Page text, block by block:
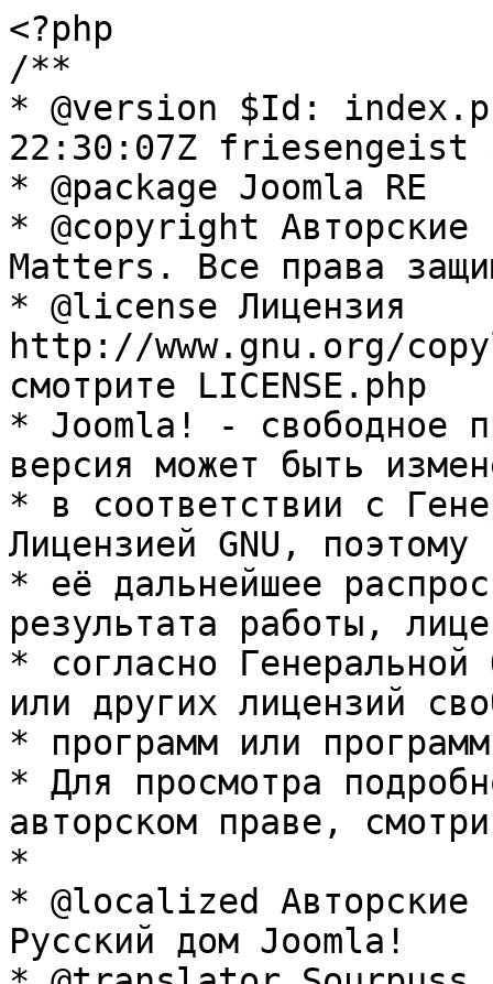
<?php
/**
* @version $Id:
22:30:07Z friesengeist
* @package Joomla RE
* @copyright Авторские
Matters. Все права
* @license Лицензия
http://www.gnu.org/
смотрите LICENSE.php
* Joomla! - свободное
версия может быть
* в соответствии с
Лицензией GNU, поэтому
* её дальнейшее
результата работы,
* согласно Генеральной
или других лицензий
* программ или
* Для просмотра
авторском праве,
*
* @localized Авторские
Русский дом Joomla!